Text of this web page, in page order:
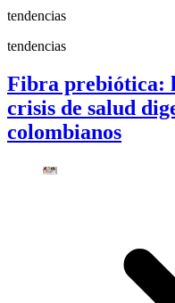
tendencias
tendencias
Fibra prebiótica:
crisis de salud
colombianos